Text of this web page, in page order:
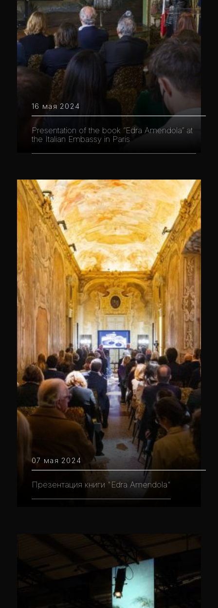
16 мая 2024
Presentation of the book “Edra Amendola” at
the Italian Embassy in Paris
07 мая 2024
Презентация книги "Edra Amendola"